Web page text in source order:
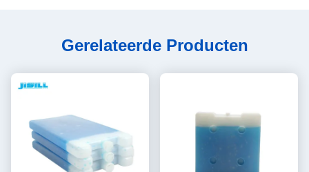
Gerelateerde Producten